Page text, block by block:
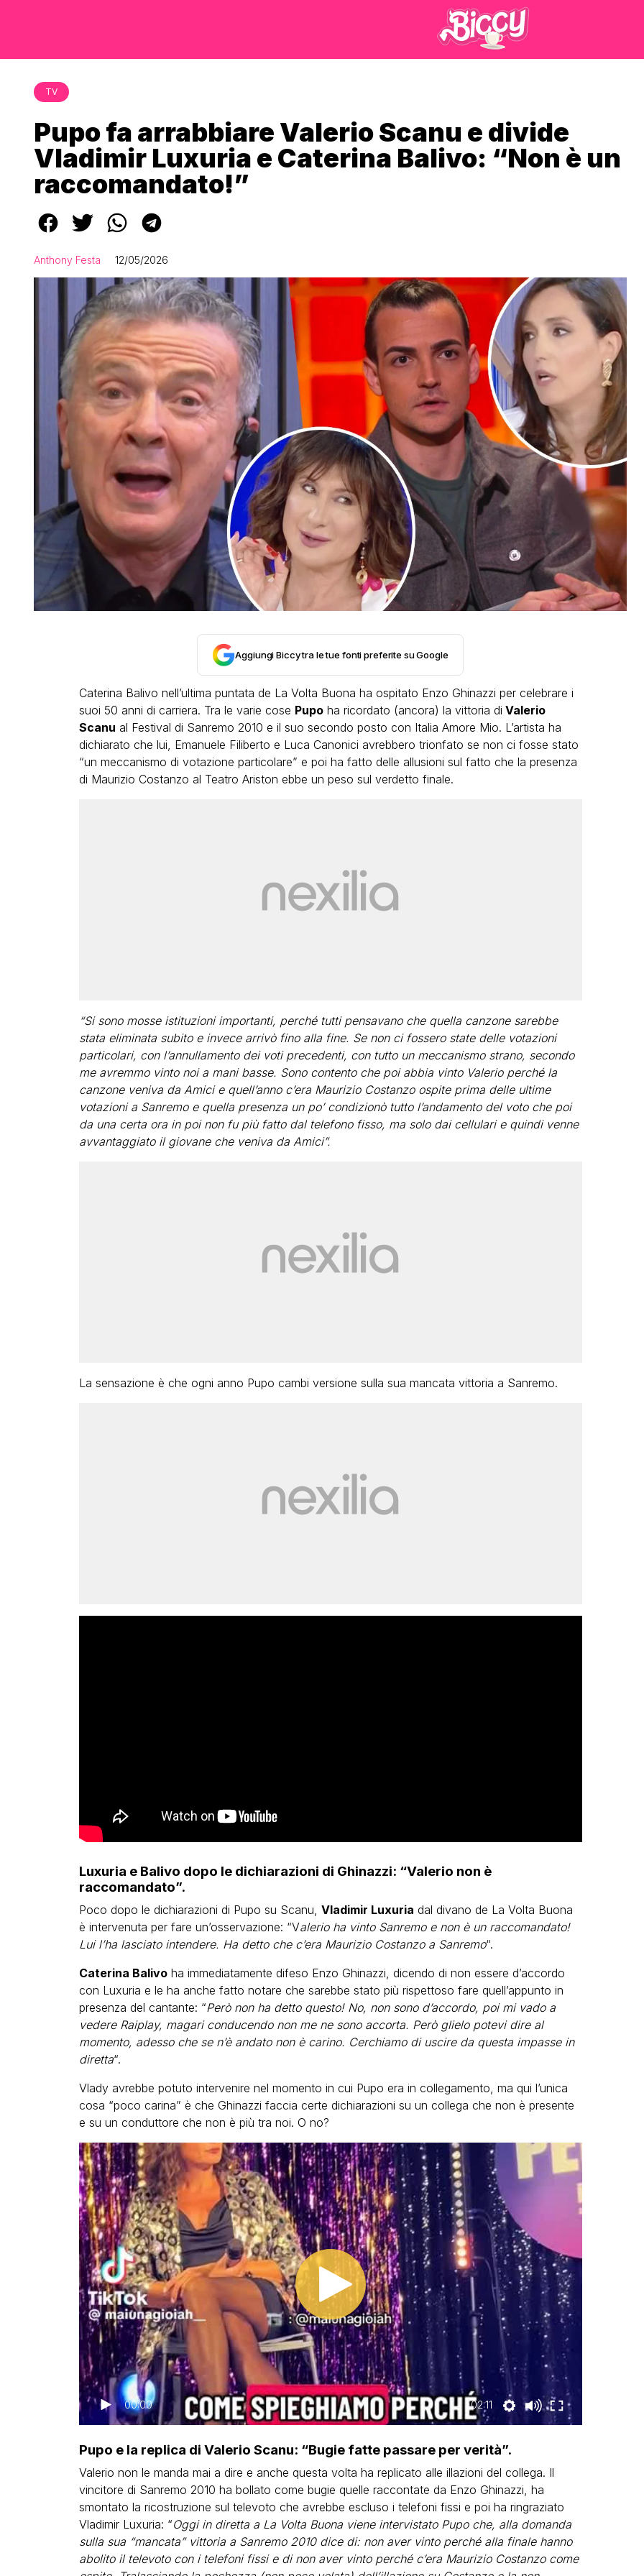
TV
Pupo fa arrabbiare Valerio Scanu e divide
Vladimir Luxuria e Caterina Balivo: “Non è un
raccomandato!”
Anthony Festa 12/05/2026
Aggiungi Biccy tra le tue fonti preferite su Google
Caterina Balivo nell’ultima puntata de La Volta Buona ha ospitato Enzo Ghinazzi per celebrare i
suoi 50 anni di carriera. Tra le varie cose Pupoha ricordato (ancora) la vittoria di Valerio
Scanu al Festival di Sanremo 2010 e il suo secondo posto con Italia Amore Mio. L’artista ha
dichiarato che lui, Emanuele Filiberto e Luca Canonici avrebbero trionfato se non ci fosse stato
“un meccanismo di votazione particolare” e poi ha fatto delle allusioni sul fatto che la presenza
di Maurizio Costanzo al Teatro Ariston ebbe un peso sul verdetto finale.
“Si sono mosse istituzioni importanti, perché tutti pensavano che quella canzone sarebbe
stata eliminata subito e invece arrivò fino alla fine. Se non ci fossero state delle votazioni
particolari, con l’annullamento dei voti precedenti, con tutto un meccanismo strano, secondo
me avremmo vinto noi a mani basse. Sono contento che poi abbia vinto Valerio perché la
canzone veniva da Amici e quell’anno c’era Maurizio Costanzo ospite prima delle ultime
votazioni a Sanremo e quella presenza un po’ condizionò tutto l’andamento del voto che poi
da una certa ora in poi non fu più fatto dal telefono fisso, ma solo dai cellulari e quindi venne
avvantaggiato il giovane che veniva da Amici”.
La sensazione è che ogni anno Pupo cambi versione sulla sua mancata vittoria a Sanremo.
Luxuria e Balivo dopo le dichiarazioni di Ghinazzi: “Valerio non è
raccomandato”.
Poco dopo le dichiarazioni di Pupo su Scanu, Vladimir Luxuria dal divano de La Volta Buona
è intervenuta per fare un’osservazione: “Valerio ha vinto Sanremo e non è un raccomandato!
Lui l’ha lasciato intendere. Ha detto che c’era Maurizio Costanzo a Sanremo“.
Caterina Balivoha immediatamente difeso Enzo Ghinazzi, dicendo di non essere d’accordo
con Luxuria e le ha anche fatto notare che sarebbe stato più rispettoso fare quell’appunto in
presenza del cantante: “Però non ha detto questo! No, non sono d’accordo, poi mi vado a
vedere Raiplay, magari conducendo non me ne sono accorta. Però glielo potevi dire al
momento, adesso che se n’è andato non è carino. Cerchiamo di uscire da questa impasse in
diretta“.
Vlady avrebbe potuto intervenire nel momento in cui Pupo era in collegamento, ma qui l’unica
cosa “poco carina” è che Ghinazzi faccia certe dichiarazioni su un collega che non è presente
e su un conduttore che non è più tra noi. O no?
00:00 02:11
Pupo e la replica di Valerio Scanu: “Bugie fatte passare per verità”.
Valerio non le manda mai a dire e anche questa volta ha replicato alle illazioni del collega. Il
vincitore di Sanremo 2010 ha bollato come bugie quelle raccontate da Enzo Ghinazzi, ha
smontato la ricostruzione sul televoto che avrebbe escluso i telefoni fissi e poi ha ringraziato
Vladimir Luxuria: “Oggi in diretta a La Volta Buona viene intervistato Pupo che, alla domanda
sulla sua “mancata” vittoria a Sanremo 2010 dice di: non aver vinto perché alla finale hanno
abolito il televoto con i telefoni fissi e di non aver vinto perché c’era Maurizio Costanzo come
LGBT VIRAL